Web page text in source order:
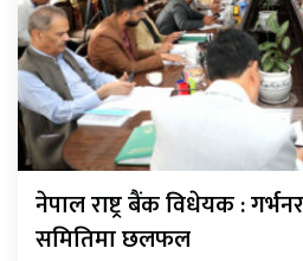
नेपाल राष्ट्र बैंक विधेयक :
समितिमा छलफल